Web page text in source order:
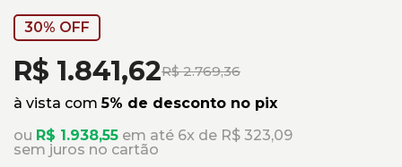
30% OFF
R$ 2.769,36
R$ 1.841,62
à vista com5% de desconto no pix
ou R$ 1.938,55 em até 6x de R$ 323,09
sem juros no cartão